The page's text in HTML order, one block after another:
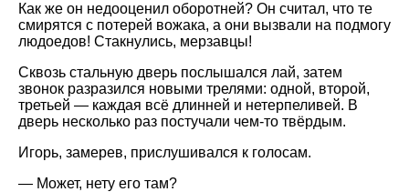
Как же он недооценил оборотней? Он считал, что те
смирятся с потерей вожака, а они вызвали на подмогу
людоедов! Стакнулись, мерзавцы!
Сквозь стальную дверь послышался лай, затем
звонок разразился новыми трелями: одной, второй,
третьей — каждая всё длинней и нетерпеливей. В
дверь несколько раз постучали чем-то твёрдым.
Игорь, замерев, прислушивался к голосам.
— Может, нету его там?